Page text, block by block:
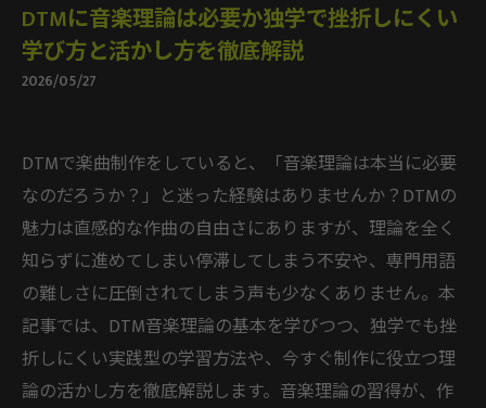
DTMに音楽理論は必要か独学で挫折しにくい
学び方と活かし方を徹底解説
2026/05/27
DTMで楽曲制作をしていると、「音楽理論は本当に必要
なのだろうか？」と迷った経験はありませんか？DTMの
魅力は直感的な作曲の自由さにありますが、理論を全く
知らずに進めてしまい停滞してしまう不安や、専門用語
の難しさに圧倒されてしまう声も少なくありません。本
記事では、DTM音楽理論の基本を学びつつ、独学でも挫
折しにくい実践型の学習方法や、今すぐ制作に役立つ理
論の活かし方を徹底解説します。音楽理論の習得が、作